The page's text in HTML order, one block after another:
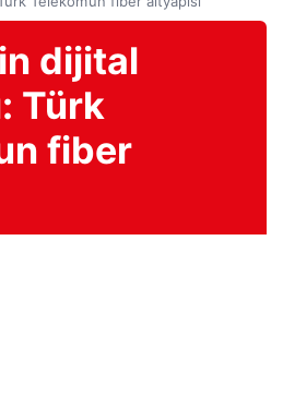
dijital
Türk
fiber